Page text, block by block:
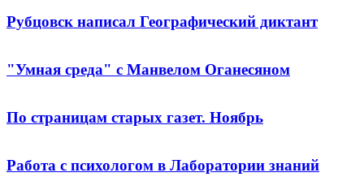
Рубцовск написал Географический диктант
"Умная среда" с Манвелом Оганесяном
По страницам старых газет. Ноябрь
Работа с психологом в Лаборатории знаний